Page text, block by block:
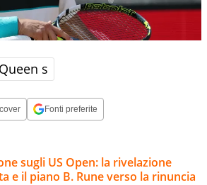
Queen s
Fonti preferite
sugli US Open: la rivelazione
e il piano B. Rune verso la rinuncia